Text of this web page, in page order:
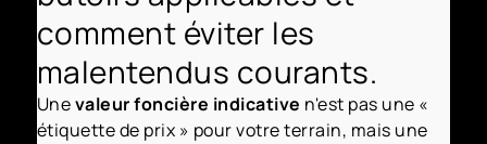
comment éviter les
malentendus courants.
Unevaleur foncière indicative n'est pas une «
étiquette de prix » pour votre terrain, mais une